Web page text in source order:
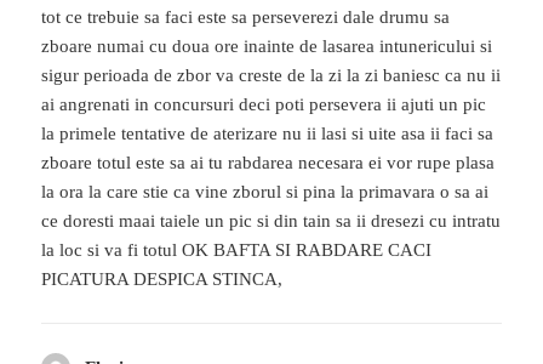
tot ce trebuie sa faci este sa perseverezi dale drumu sa
zboare numai cu doua ore inainte de lasarea intunericului si
sigur perioada de zbor va creste de la zi la zi baniesc ca nu ii
ai angrenati in concursuri deci poti persevera ii ajuti un pic
la primele tentative de aterizare nu ii lasi si uite asa ii faci sa
zboare totul este sa ai tu rabdarea necesara ei vor rupe plasa
la ora la care stie ca vine zborul si pina la primavara o sa ai
ce doresti maai taiele un pic si din tain sa ii dresezi cu intratu
la loc si va fi totul OK BAFTA SI RABDARE CACI
PICATURA DESPICA STINCA,